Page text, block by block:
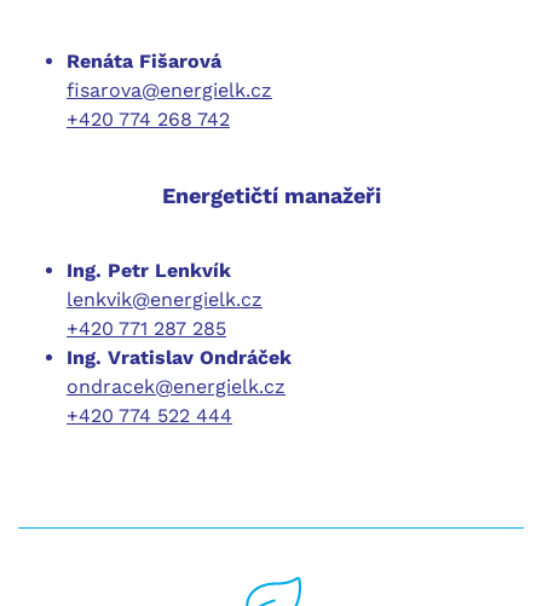
Renáta Fišarová
fisarova@energielk.cz
​+420 774 268 742
Energetičtí manažeři
Ing. Petr Lenkvík
lenkvik@energielk.cz
+420 771 287 285
Ing. Vratislav Ondráček
ondracek@energielk.cz
+420 774 522 444